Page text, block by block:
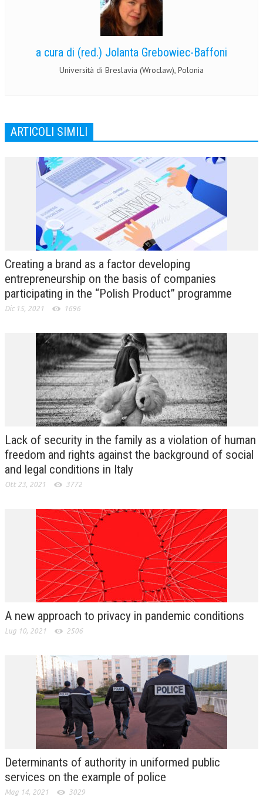
a cura di (red.) Jolanta Grebowiec-Baffoni
Università di Breslavia (Wroclaw), Polonia
ARTICOLI SIMILI
Creating a brand as a factor developing
entrepreneurship on the basis of companies
participating in the “Polish Product” programme
Dic 15, 2021 1696
Lack of security in the family as a violation of human
freedom and rights against the background of social
and legal conditions in Italy
Ott 23, 2021 3772
A new approach to privacy in pandemic conditions
Lug 10, 2021 2506
Determinants of authority in uniformed public
services on the example of police
Mag 14, 2021 3029